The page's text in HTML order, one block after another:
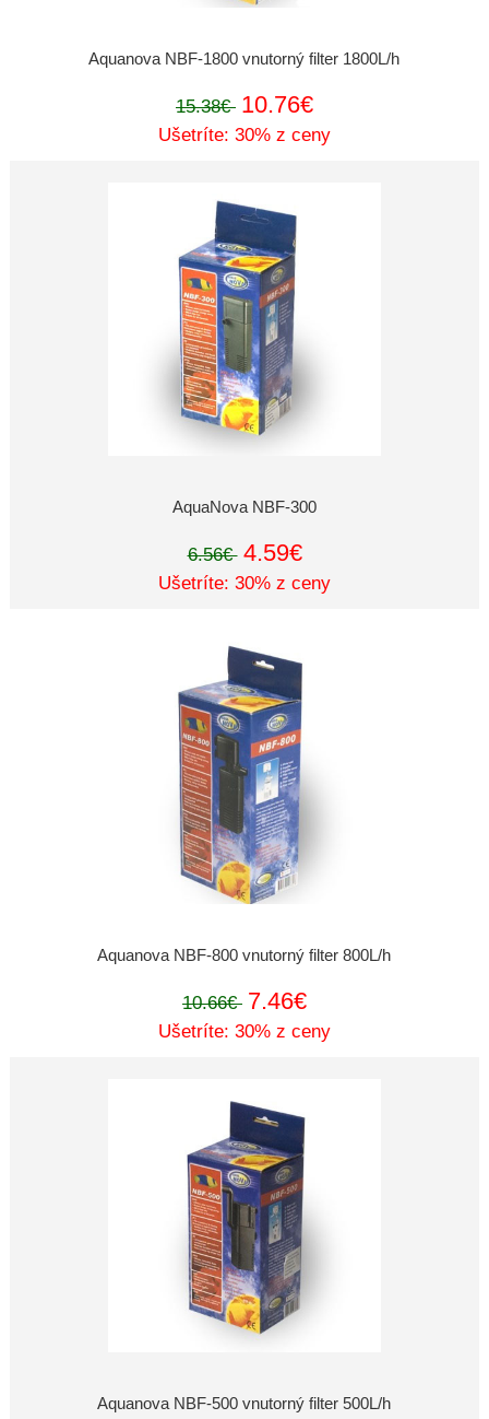
Aquanova NBF-1800 vnutorný filter 1800L/h
15.38€ 10.76€
Ušetríte: 30% z ceny
AquaNova NBF-300
6.56€ 4.59€
Ušetríte: 30% z ceny
Aquanova NBF-800 vnutorný filter 800L/h
10.66€ 7.46€
Ušetríte: 30% z ceny
Aquanova NBF-500 vnutorný filter 500L/h